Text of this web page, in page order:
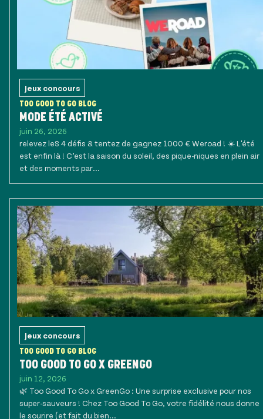
Jeux concours
TOO GOOD TO GO BLOG
MODE ÉTÉ ACTIVÉ
juin 26, 2026
relevez leS 4 défis & tentez de gagnez 1000 € Weroad ! ☀️ L'été
est enfin là ! C’est la saison du soleil, des pique-niques en plein air
et des moments par...
Jeux concours
TOO GOOD TO GO BLOG
TOO GOOD TO GO X GREENGO
juin 12, 2026
🌿 Too Good To Go x GreenGo : Une surprise exclusive pour nos
super-sauveurs ! Chez Too Good To Go, votre fidélité nous donne
le sourire (et fait du bien...